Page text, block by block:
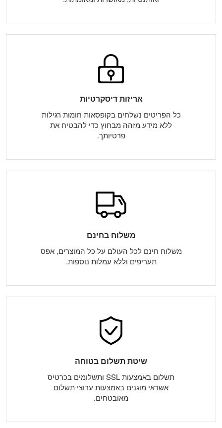
אריזות דיסקרטיות
כל הפריטים נשלחים בקופסאות חומות רגילות
ללא מידע מזהה מבחוץ כדי להבטיח את
פרטיותך.
משלוח בחינם
משלוח חינם לכל העולם על כל המוצרים, אפס
תעריפים וללא עמלות נוספות.
שיטת תשלום בטוחה
תשלום באמצעות SSL ותשלומים בכרטיס
אשראי מוגנים באמצעות ערוצי תשלום
מאובטחים.